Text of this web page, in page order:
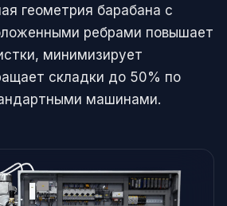
геометрия барабана с
ребрами повышает
минимизирует
складки до 50% по
машинами.